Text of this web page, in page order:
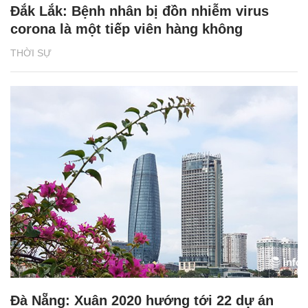
THỜI SỰ
Đắk Lắk: Bệnh nhân bị đồn nhiễm virus
corona là một tiếp viên hàng không
Đà Nẵng: Xuân 2020 hướng tới 22 dự án